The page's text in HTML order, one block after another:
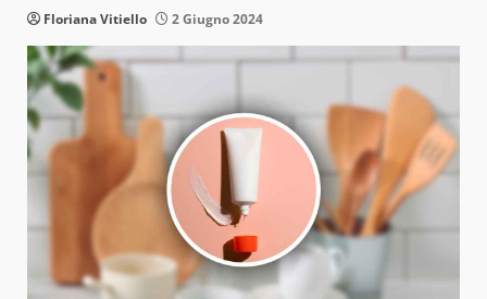
Floriana Vitiello 2 Giugno 2024